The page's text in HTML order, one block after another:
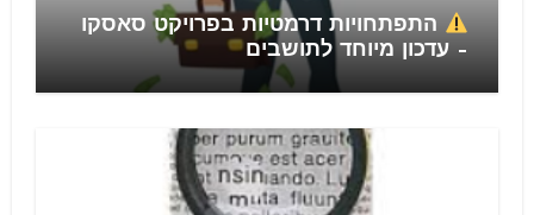
התפתחויות דרמטיות בפרויקט סאסקו
– עדכון מיוחד לתושבים